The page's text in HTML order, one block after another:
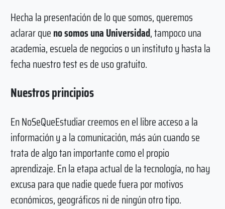
Hecha la presentación de lo que somos, queremos
aclarar queno somos una Universidad, tampoco una
academia, escuela de negocios o un instituto y hasta la
fecha nuestro test es de uso gratuito.
Nuestros principios
En NoSeQueEstudiar creemos en el libre acceso a la
información y a la comunicación, más aún cuando se
trata de algo tan importante como el propio
aprendizaje. En la etapa actual de la tecnología, no hay
excusa para que nadie quede fuera por motivos
económicos, geográficos ni de ningún otro tipo.